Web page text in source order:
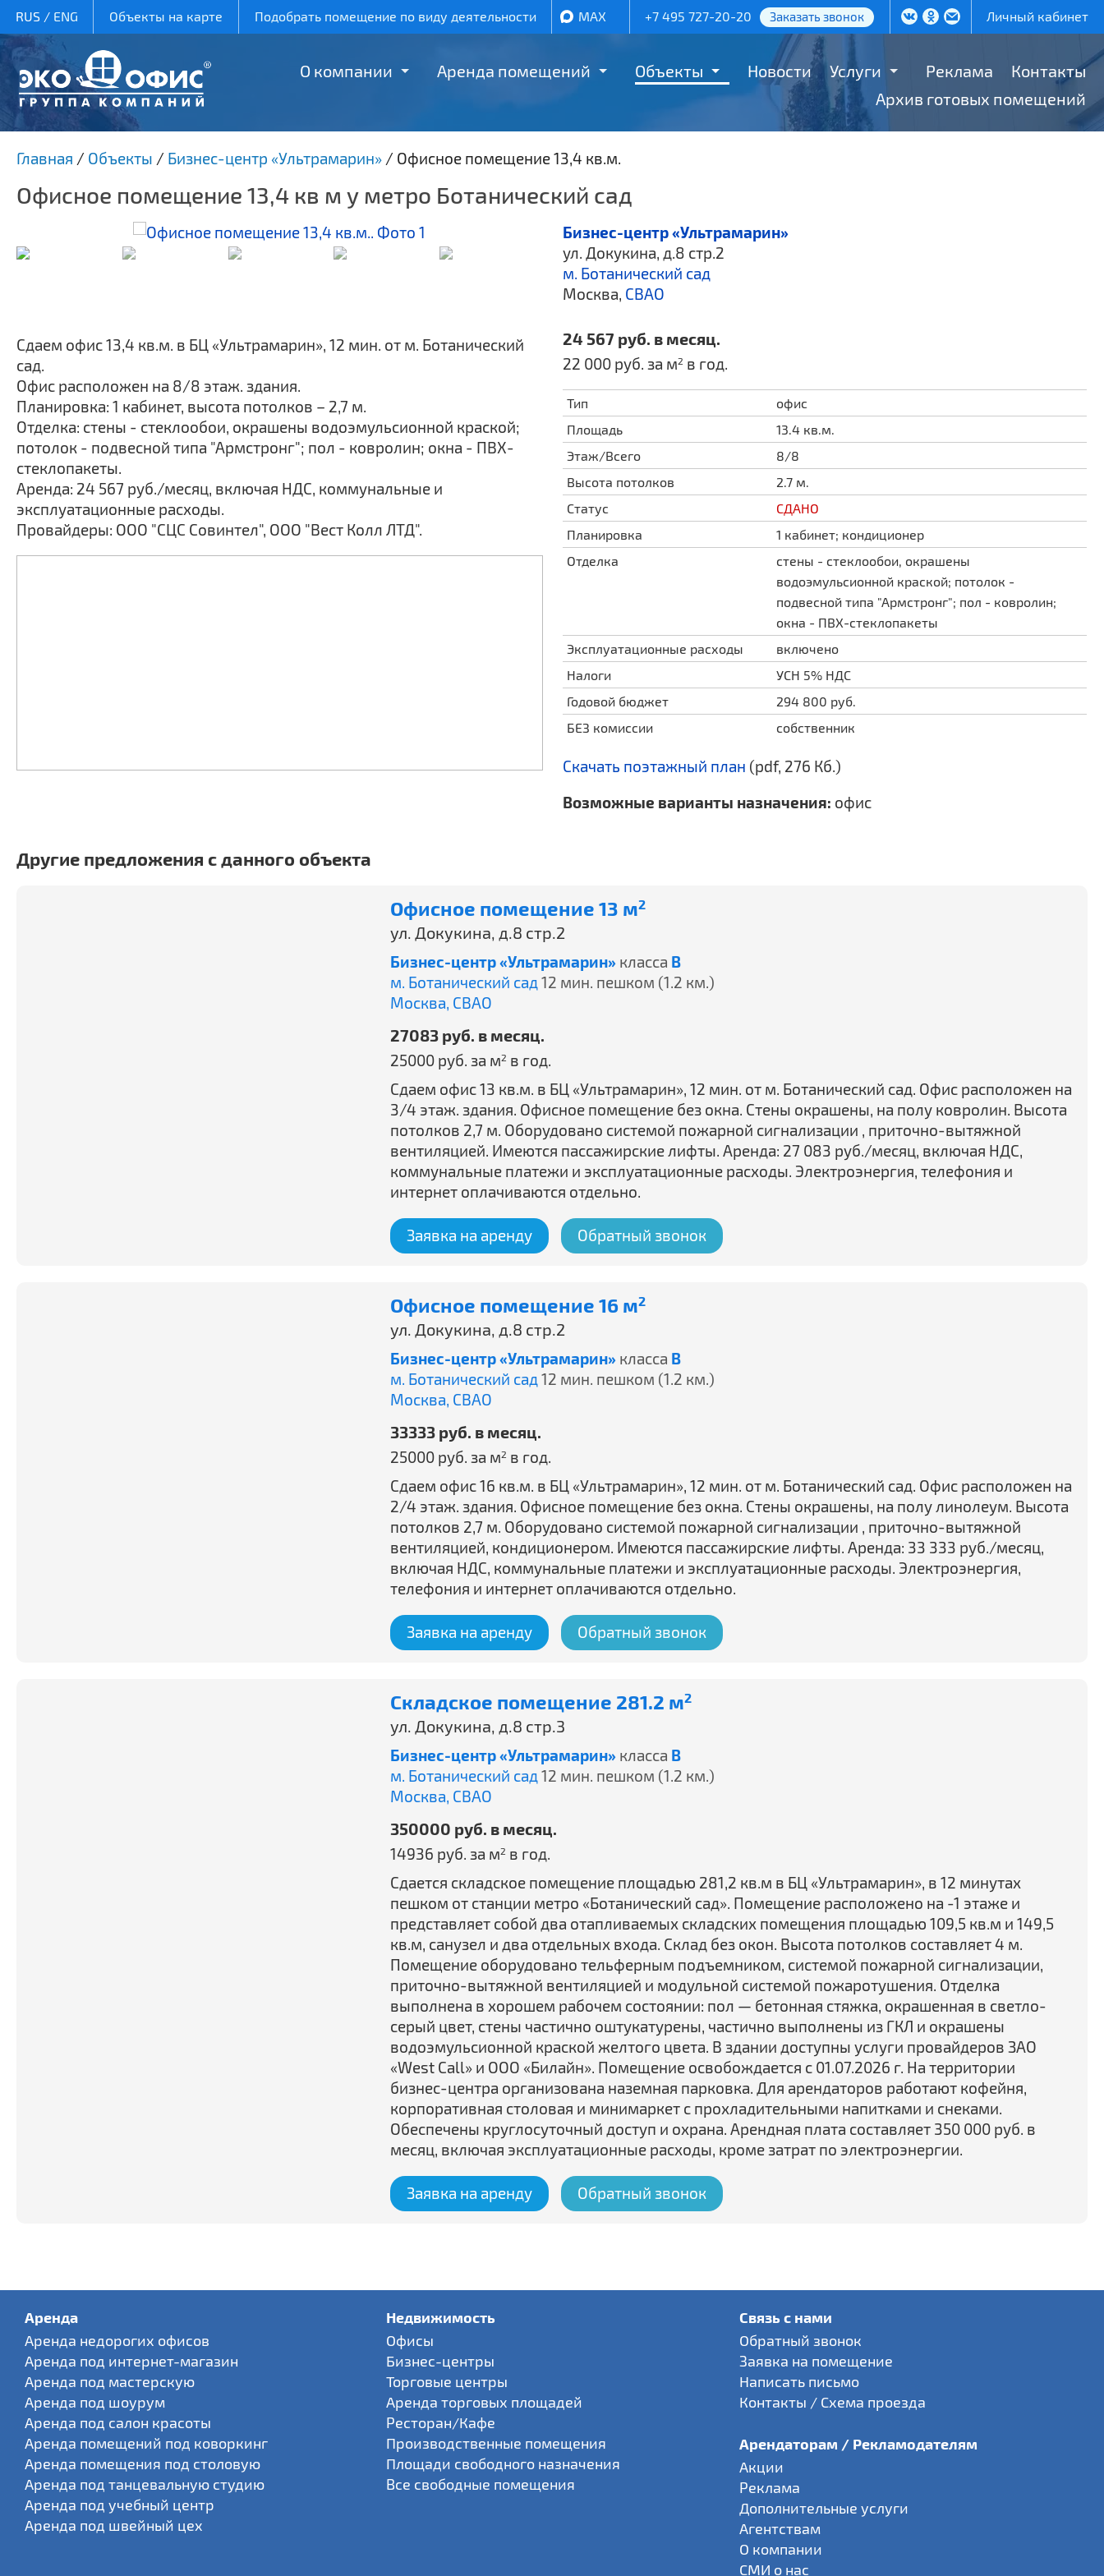
RUS/ ENG Объекты на карте Подобрать помещение по виду деятельности MAX +7 495 727-20-20 Заказать звонок Личный кабинет
О компании Аренда помещений Объекты Новости Услуги Реклама
Контакты
Архив готовых помещений
Главная / Объекты / Бизнес-центр «Ультрамарин» / Офисное помещение 13,4 кв.м.
Офисное помещение 13,4 кв м у метро Ботанический сад
Сдаем офис 13,4 кв.м. в БЦ «Ультрамарин», 12 мин. от м. Ботанический
сад.
Офис расположен на 8/8 этаж. здания.
Планировка: 1 кабинет, высота потолков – 2,7 м.
Отделка: стены - стеклообои, окрашены водоэмульсионной краской;
потолок - подвесной типа "Армстронг"; пол - ковролин; окна - ПВХ-
стеклопакеты.
Аренда: 24 567 руб./месяц, включая НДС, коммунальные и
эксплуатационные расходы.
Провайдеры: ООО "СЦС Совинтел", ООО "Вест Колл ЛТД".
Бизнес-центр «Ультрамарин»
ул. Докукина, д.8 стр.2
м. Ботанический сад
Москва, СВАО
24 567 руб. в месяц.
22 000 руб. за м2 в год.
Тип
офис
Площадь
13.4 кв.м.
Этаж/Всего
8/8
Высота потолков
2.7 м.
Статус
СДАНО
Планировка
1 кабинет; кондиционер
Отделка
стены - стеклообои, окрашены
водоэмульсионной краской; потолок -
подвесной типа "Армстронг"; пол - ковролин;
окна - ПВХ-стеклопакеты
Эксплуатационные расходы
включено
Налоги
УСН 5% НДС
Годовой бюджет
294 800 руб.
БЕЗ комиссии
собственник
Скачать поэтажный план (pdf, 276 Кб.)
Возможные варианты назначения: офис
Другие предложения с данного объекта
Офисное помещение 13 м2
ул. Докукина, д.8 стр.2
Бизнес-центр «Ультрамарин» класса B
м. Ботанический сад12 мин. пешком (1.2 км.)
Москва, СВАО
27083 руб. в месяц.
25000 руб. за м2 в год.
Сдаем офис 13 кв.м. в БЦ «Ультрамарин», 12 мин. от м. Ботанический сад. Офис расположен на
3/4 этаж. здания. Офисное помещение без окна. Стены окрашены, на полу ковролин. Высота
потолков 2,7 м. Оборудовано системой пожарной сигнализации , приточно-вытяжной
вентиляцией. Имеются пассажирские лифты. Аренда: 27 083 руб./месяц, включая НДС,
коммунальные платежи и эксплуатационные расходы. Электроэнергия, телефония и
интернет оплачиваются отдельно.
Заявка на аренду Обратный звонок
Офисное помещение 16 м2
ул. Докукина, д.8 стр.2
Бизнес-центр «Ультрамарин» класса B
м. Ботанический сад12 мин. пешком (1.2 км.)
Москва, СВАО
33333 руб. в месяц.
25000 руб. за м2 в год.
Сдаем офис 16 кв.м. в БЦ «Ультрамарин», 12 мин. от м. Ботанический сад. Офис расположен на
2/4 этаж. здания. Офисное помещение без окна. Стены окрашены, на полу линолеум. Высота
потолков 2,7 м. Оборудовано системой пожарной сигнализации , приточно-вытяжной
вентиляцией, кондиционером. Имеются пассажирские лифты. Аренда: 33 333 руб./месяц,
включая НДС, коммунальные платежи и эксплуатационные расходы. Электроэнергия,
телефония и интернет оплачиваются отдельно.
Заявка на аренду Обратный звонок
Складское помещение 281.2 м2
ул. Докукина, д.8 стр.3
Бизнес-центр «Ультрамарин» класса B
м. Ботанический сад12 мин. пешком (1.2 км.)
Москва, СВАО
350000 руб. в месяц.
14936 руб. за м2 в год.
Сдается складское помещение площадью 281,2 кв.м в БЦ «Ультрамарин», в 12 минутах
пешком от станции метро «Ботанический сад». Помещение расположено на -1 этаже и
представляет собой два отапливаемых складских помещения площадью 109,5 кв.м и 149,5
кв.м, санузел и два отдельных входа. Склад без окон. Высота потолков составляет 4 м.
Помещение оборудовано тельферным подъемником, системой пожарной сигнализации,
приточно-вытяжной вентиляцией и модульной системой пожаротушения. Отделка
выполнена в хорошем рабочем состоянии: пол — бетонная стяжка, окрашенная в светло-
серый цвет, стены частично оштукатурены, частично выполнены из ГКЛ и окрашены
водоэмульсионной краской желтого цвета. В здании доступны услуги провайдеров ЗАО
«West Call» и ООО «Билайн». Помещение освобождается с 01.07.2026 г. На территории
бизнес-центра организована наземная парковка. Для арендаторов работают кофейня,
корпоративная столовая и минимаркет с прохладительными напитками и снеками.
Обеспечены круглосуточный доступ и охрана. Арендная плата составляет 350 000 руб. в
месяц, включая эксплуатационные расходы, кроме затрат по электроэнергии.
Заявка на аренду Обратный звонок
Аренда
Аренда недорогих офисов
Аренда под интернет-магазин
Аренда под мастерскую
Аренда под шоурум
Аренда под салон красоты
Аренда помещений под коворкинг
Аренда помещения под столовую
Аренда под танцевальную студию
Аренда под учебный центр
Аренда под швейный цех
Недвижимость
Офисы
Бизнес-центры
Торговые центры
Аренда торговых площадей
Ресторан/Кафе
Производственные помещения
Площади свободного назначения
Все свободные помещения
Связь с нами
Обратный звонок
Заявка на помещение
Написать письмо
Контакты / Схема проезда
Арендаторам / Рекламодателям
Акции
Реклама
Дополнительные услуги
Агентствам
О компании
СМИ о нас